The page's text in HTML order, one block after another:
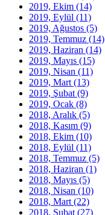
2019, Ekim (14)
2019, Eylül (11)
2019, Ağustos (5)
2019, Temmuz (14)
2019, Haziran (14)
2019, Mayıs (15)
2019, Nisan (11)
2019, Mart (13)
2019, Şubat (9)
2019, Ocak (8)
2018, Aralık (5)
2018, Kasım (9)
2018, Ekim (10)
2018, Eylül (11)
2018, Temmuz (5)
2018, Haziran (1)
2018, Mayıs (5)
2018, Nisan (10)
2018, Mart (22)
2018, Şubat (27)